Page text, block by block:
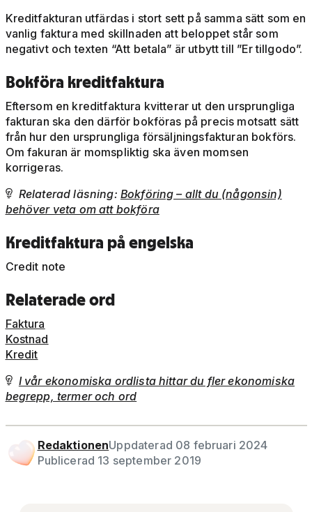
Kreditfakturan utfärdas i stort sett på samma sätt som en
vanlig faktura med skillnaden att beloppet står som
negativt och texten “Att betala” är utbytt till ”Er tillgodo”.
Bokföra kreditfaktura
Eftersom en kreditfaktura kvitterar ut den ursprungliga
fakturan ska den därför bokföras på precis motsatt sätt
från hur den ursprungliga försäljningsfakturan bokförs.
Om fakuran är momspliktig ska även momsen
korrigeras.
 Relaterad läsning: Bokföring – allt du (någonsin)
behöver veta om att bokföra
Kreditfaktura på engelska
Credit note
Relaterade ord
Faktura
Kostnad
Kredit
 I vår ekonomiska ordlista hittar du fler ekonomiska
begrepp, termer och ord
RedaktionenUppdaterad 08 februari 2024
Publicerad 13 september 2019